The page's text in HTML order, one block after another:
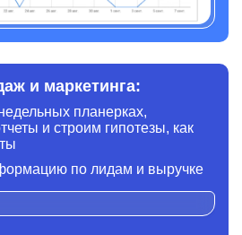
и маркетинга:
планерках,
и строим гипотезы, как
по лидам и выручке